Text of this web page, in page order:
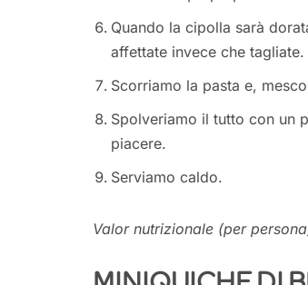
Quando la cipolla sarà
affettate invece che tagliate.
Scorriamo la pasta e,
Spolveriamo il tutto con un
piacere.
Serviamo caldo.
Valor nutrizionale (per